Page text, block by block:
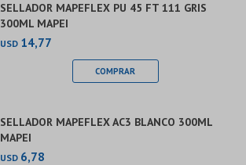
SELLADOR MAPEFLEX PU 45 FT 111 GRIS
300ML MAPEI
USD 14,77
SELLADOR MAPEFLEX AC3 BLANCO 300ML
MAPEI
USD 6,78